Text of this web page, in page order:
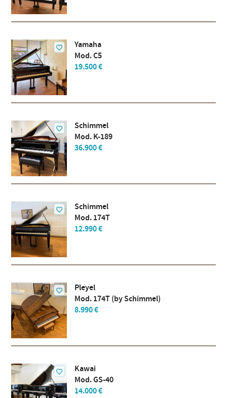
Yamaha
Mod. C5
19.500 €
Schimmel
Mod. K-189
36.900 €
Schimmel
Mod. 174T
12.990 €
Pleyel
Mod. 174T (by Schimmel)
8.990 €
Kawai
Mod. GS-40
14.000 €